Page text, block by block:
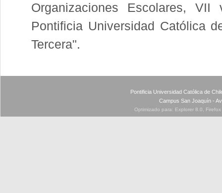
Organizaciones Escolares,
Pontificia Universidad Católica
Tercera".
Pontificia Universidad Católica de
Campus San Joaquín -
Optimizado para: Explorer 8.0,